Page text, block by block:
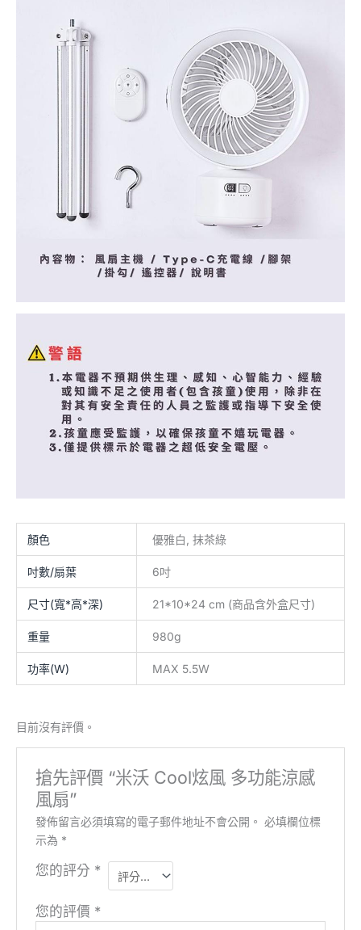
顏色 優雅白, 抹茶綠
吋數/扇葉 6吋
尺寸(寬*高*深) 21*10*24 cm (商品含外盒尺寸)
重量 980g
功率(W) MAX 5.5W
目前沒有評價。
搶先評價 “米沃 Cool炫風 多功能涼感
風扇”
發佈留言必須填寫的電子郵件地址不會公開。 必填欄位標
示為 *
您的評分 *
您的評價 *